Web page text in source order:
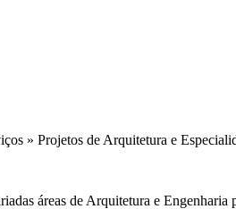
» Projetos de Arquitetura e
áreas de Arquitetura e Engenharia